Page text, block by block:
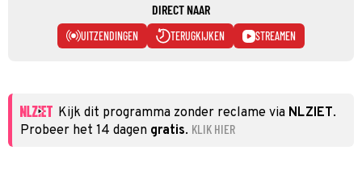
DIRECT NAAR
UITZENDINGEN TERUGKIJKEN STREAMEN
Kijk dit programma zonder reclame via NLZIET.
Probeer het 14 dagen gratis. KLIK HIER